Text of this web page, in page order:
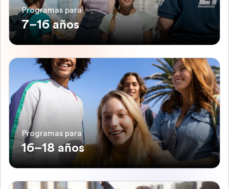
Programas para
7–16 años
Programas para
16–18 años